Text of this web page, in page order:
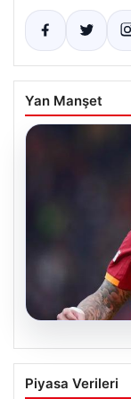
Yan Manşet
07.08.2026
Mauro
aşk
Piyasa Verileri